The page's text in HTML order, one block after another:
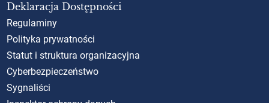
Deklaracja Dostępności
Regulaminy
Polityka prywatności
Statut i struktura organizacyjna
Cyberbezpieczeństwo
Sygnaliści